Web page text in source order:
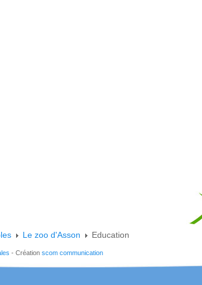
Le zoo d'Asson Education
- Création scom communication